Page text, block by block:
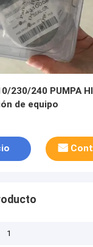
230/240 PUMPA
de equipo
1